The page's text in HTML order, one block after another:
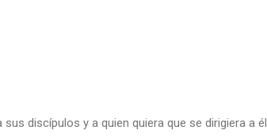
discípulos y a quien quiera que se dirigiera a él.